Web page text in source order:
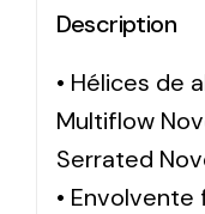
Description
• Hélices de
Multiflow
Serrated
•